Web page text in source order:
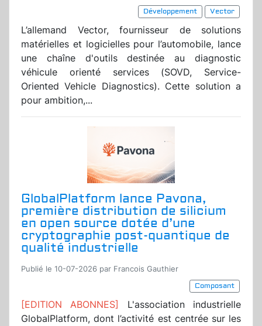
Développement
Vector
L’allemand Vector, fournisseur de solutions
matérielles et logicielles pour l’automobile, lance
une chaîne d'outils destinée au diagnostic
véhicule orienté services (SOVD, Service-
Oriented Vehicle Diagnostics). Cette solution a
pour ambition,...
GlobalPlatform lance Pavona,
première distribution de silicium
en open source dotée d’une
cryptographie post-quantique de
qualité industrielle
Publié le 10-07-2026 par Francois Gauthier
Composant
[EDITION ABONNES]
L'association industrielle
GlobalPlatform, dont l’activité est centrée sur les